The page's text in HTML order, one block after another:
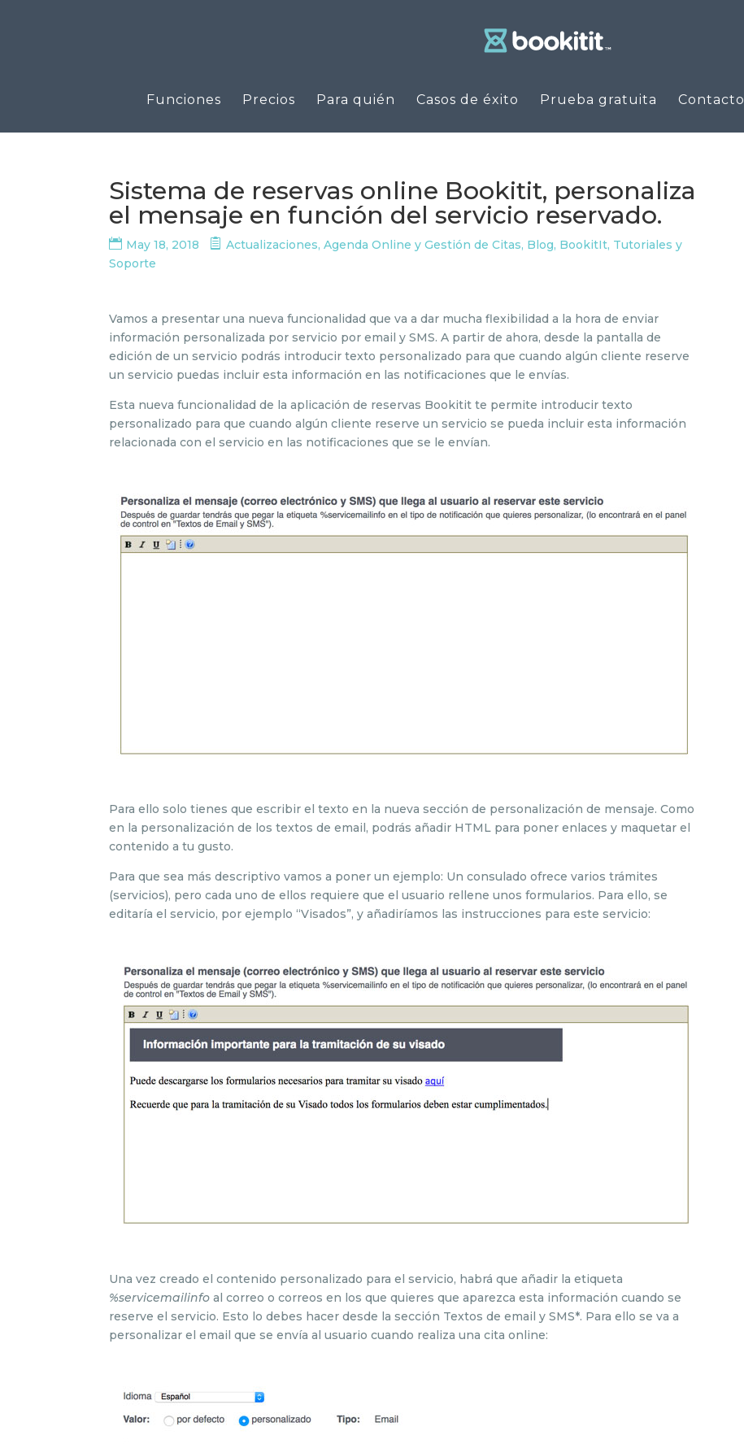
Funciones Precios Para quién Casos de éxito Prueba gratuita Contacto
Sistema de reservas online Bookitit, personaliza
el mensaje en función del servicio reservado.
May 18, 2018 Actualizaciones,Agenda Online y Gestión de Citas, Blog, BookitIt, Tutoriales y
Soporte
Vamos a presentar una nueva funcionalidad que va a dar mucha flexibilidad a la hora de enviar
información personalizada por servicio por email y SMS. A partir de ahora, desde la pantalla de
edición de un servicio podrás introducir texto personalizado para que cuando algún cliente reserve
un servicio puedas incluir esta información en las notificaciones que le envías.
Esta nueva funcionalidad de la aplicación de reservas Bookitit te permite introducir texto
personalizado para que cuando algún cliente reserve un servicio se pueda incluir esta información
relacionada con el servicio en las notificaciones que se le envían.
Para ello solo tienes que escribir el texto en la nueva sección de personalización de mensaje. Como
en la personalización de los textos de email, podrás añadir HTML para poner enlaces y maquetar el
contenido a tu gusto.
Para que sea más descriptivo vamos a poner un ejemplo: Un consulado ofrece varios trámites
(servicios), pero cada uno de ellos requiere que el usuario rellene unos formularios. Para ello, se
editaría el servicio, por ejemplo “Visados”, y añadiríamos las instrucciones para este servicio:
Una vez creado el contenido personalizado para el servicio, habrá que añadir la etiqueta
%servicemailinfo al correo o correos en los que quieres que aparezca esta información cuando se
reserve el servicio. Esto lo debes hacer desde la sección Textos de email y SMS*. Para ello se va a
personalizar el email que se envía al usuario cuando realiza una cita online: